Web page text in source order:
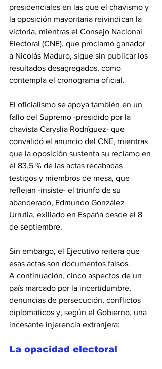
presidenciales en las que el chavismo y
la oposición mayoritaria reivindican la
victoria, mientras el Consejo Nacional
Electoral (CNE), que proclamó ganador
a Nicolás Maduro, sigue sin publicar los
resultados desagregados, como
contempla el cronograma oficial.
El oficialismo se apoya también en un
fallo del Supremo -presidido por la
chavista Caryslia Rodríguez- que
convalidó el anuncio del CNE, mientras
que la oposición sustenta su reclamo en
el 83,5 % de las actas recabadas
testigos y miembros de mesa, que
reflejan -insiste- el triunfo de su
abanderado, Edmundo González
Urrutia, exiliado en España desde el 8
de septiembre.
Sin embargo, el Ejecutivo reitera que
esas actas son documentos falsos.
A continuación, cinco aspectos de un
país marcado por la incertidumbre,
denuncias de persecución, conflictos
diplomáticos y, según el Gobierno, una
incesante injerencia extranjera:
La opacidad electoral